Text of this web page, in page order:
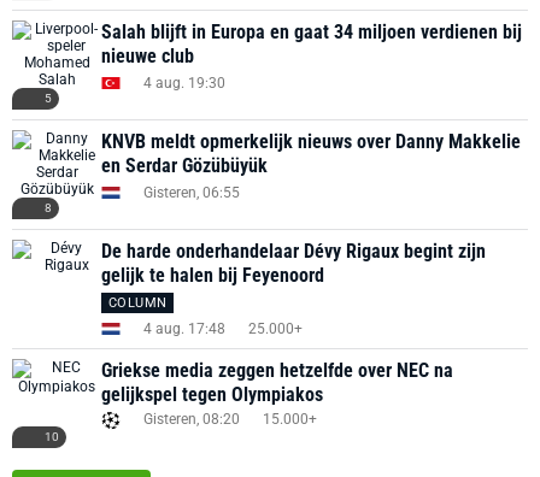
5
Salah blijft in Europa en gaat 34 miljoen verdienen bij
nieuwe club
4 aug. 19:30
8
KNVB meldt opmerkelijk nieuws over Danny Makkelie
en Serdar Gözübüyük
Gisteren, 06:55
De harde onderhandelaar Dévy Rigaux begint zijn
gelijk te halen bij Feyenoord
COLUMN
4 aug. 17:48 25.000+
10
Griekse media zeggen hetzelfde over NEC na
gelijkspel tegen Olympiakos
Gisteren, 08:20 15.000+